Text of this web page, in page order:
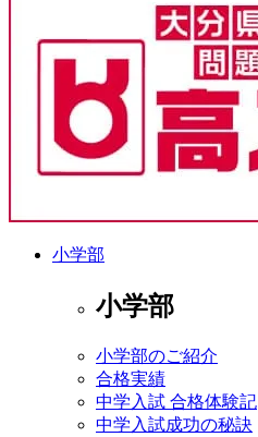
小学部
小学部
小学部のご紹介
合格実績
中学入試 合格体験記
中学入試成功の秘訣